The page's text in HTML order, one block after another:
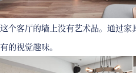
这个客厅的墙上没有艺术品。通过
有的视觉趣味。